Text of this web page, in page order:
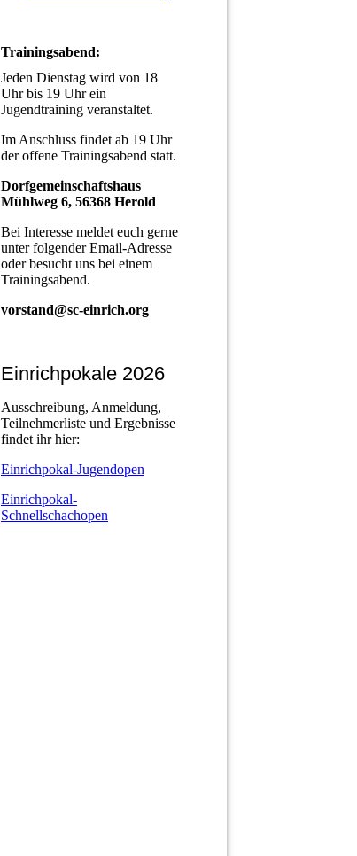
Trainingsabend:
Jeden Dienstag wird von 18
Uhr bis 19 Uhr ein
Jugendtraining veranstaltet.
Im Anschluss findet ab 19 Uhr
der offene Trainingsabend statt.
Dorfgemeinschaftshaus
Mühlweg 6, 56368 Herold
Bei Interesse meldet euch gerne
unter folgender Email-Adresse
oder besucht uns bei einem
Trainingsabend.
vorstand@sc-einrich.org
Einrichpokale 2026
Ausschreibung, Anmeldung,
Teilnehmerliste und Ergebnisse
findet ihr hier:
Einrichpokal-Jugendopen
Einrichpokal-
Schnellschachopen